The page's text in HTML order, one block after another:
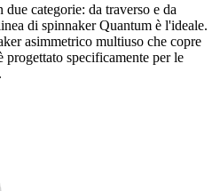
categorie: da traverso e da
di spinnaker Quantum è l'ideale.
asimmetrico multiuso che copre
specificamente per le